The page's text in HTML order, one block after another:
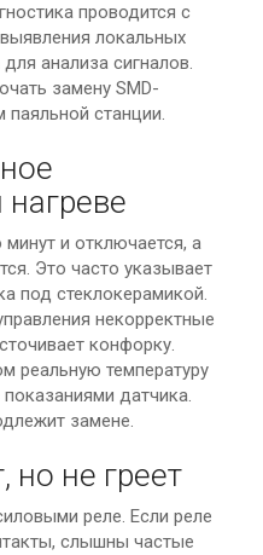
проводится с
локальных
анализа сигналов.
замену SMD-
станции.
и отключается, а
Это часто указывает
под стеклокерамикой.
некорректные
конфорку.
реальную температуру
датчика.
замене.
но не греет
реле. Если реле
слышны частые